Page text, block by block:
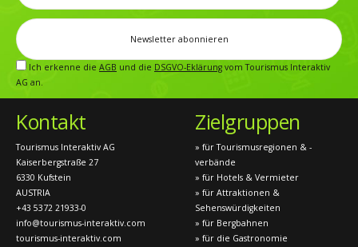
Ich erkenne die AGB und die DSGVO-Eklärung vom Tourismus Interaktiv
AG an.
Kontakt
Tourismus Interaktiv AG
Kaiserbergstraße 27
6330 Kufstein
AUSTRIA
+43 5372 21933-0
info@tourismus-interaktiv.com
tourismus-interaktiv.com
Zielgruppen
» für Tourismusregionen & -
verbände
» für Hotels & Vermieter
» für Attraktionen &
Sehenswürdigkeiten
» für Bergbahnen
» für die Gastronomie